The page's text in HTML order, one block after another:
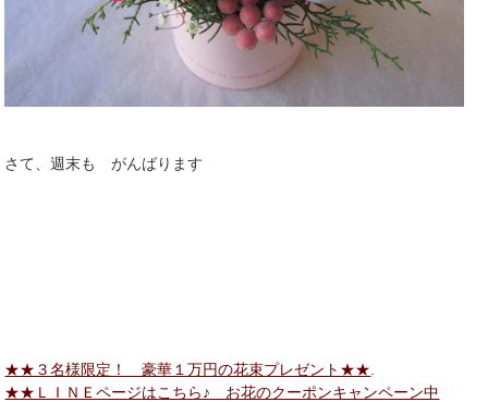
さて、週末も がんばります
★★３名様限定！ 豪華１万円の花束プレゼント★★
★★ＬＩＮＥページはこちら♪ お花のクーポンキャンペーン中